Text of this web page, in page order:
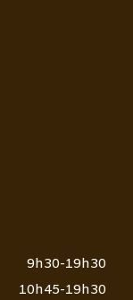
9h30-19h30
10h45-19h30